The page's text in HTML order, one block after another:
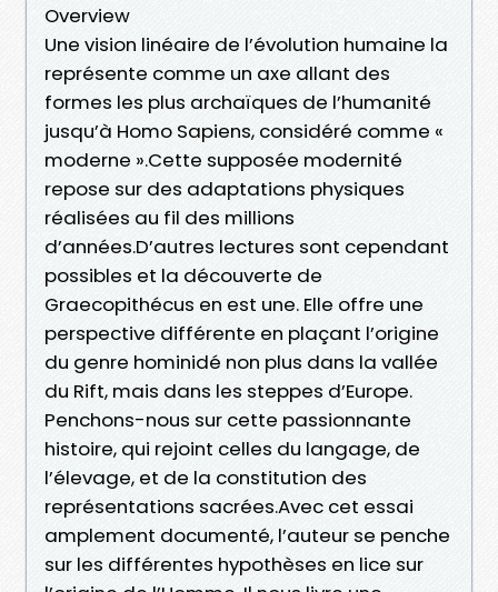
Overview
Une vision linéaire de l’évolution humaine la
représente comme un axe allant des
formes les plus archaïques de l’humanité
jusqu’à Homo Sapiens, considéré comme «
moderne ».Cette supposée modernité
repose sur des adaptations physiques
réalisées au fil des millions
d’années.D’autres lectures sont cependant
possibles et la découverte de
Graecopithécus en est une. Elle offre une
perspective différente en plaçant l’origine
du genre hominidé non plus dans la vallée
du Rift, mais dans les steppes d’Europe.
Penchons-nous sur cette passionnante
histoire, qui rejoint celles du langage, de
l’élevage, et de la constitution des
représentations sacrées.Avec cet essai
amplement documenté, l’auteur se penche
sur les différentes hypothèses en lice sur